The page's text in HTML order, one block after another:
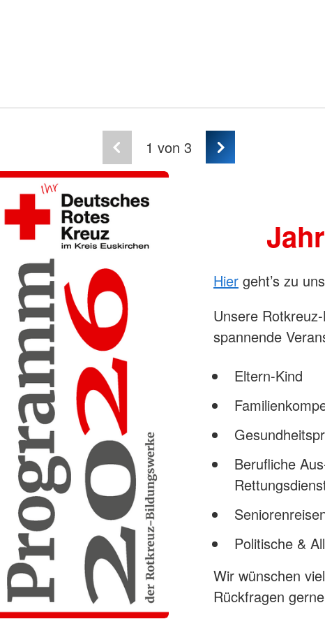
1 von 3
Hier geht’s zu
Unsere
spannende
Eltern-Kind
Berufliche
Politische &
Wir wünschen
Rückfragen